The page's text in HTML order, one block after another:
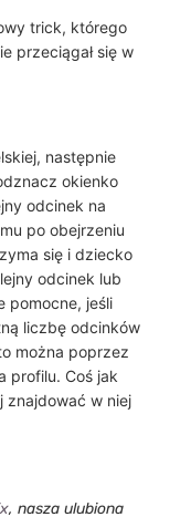
trick, którego
przeciągał się w
następnie
okienko
odcinek na
po obejrzeniu
się i dziecko
odcinek lub
pomocne, jeśli
liczbę odcinków
można poprzez
profilu. Coś jak
znajdować w niej
, nasza ulubiona